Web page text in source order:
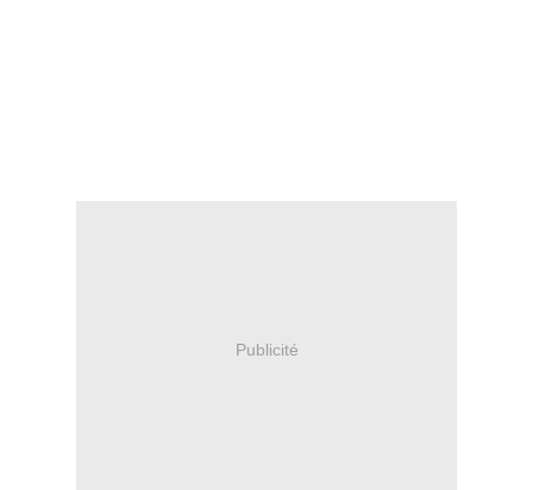
Publicité